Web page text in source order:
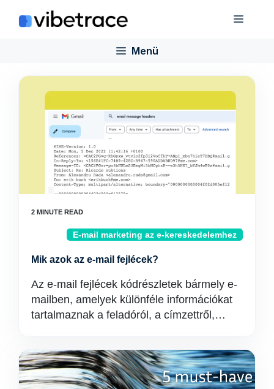
Menü
Menü
E-mail marketing az e-kereskedelemhez
Mik azok az e-mail fejlécek?
Az e-mail fejlécek kódrészletek bármely e-
mailben, amelyek különféle információkat
tartalmaznak a feladóról, a címzettről,…